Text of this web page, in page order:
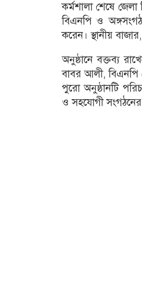
কর্মশালা শেষে
বিএনপি ও
করেন। স্থানীয়
অনুষ্ঠানে বক্তব্য
বাবর আলী, বিএনপি
পুরো অনুষ্ঠানটি
ও সহযোগী সংগঠনের